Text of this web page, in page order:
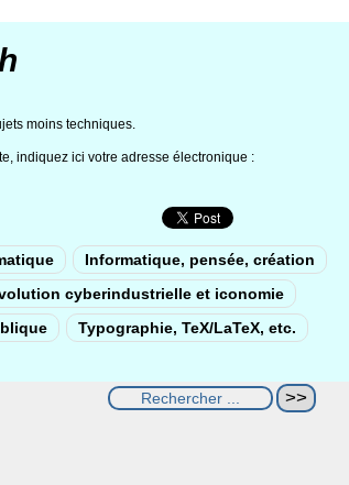
moins techniques.
indiquez ici votre adresse électronique :
Informatique, pensée, création
cyberindustrielle et iconomie
Typographie, TeX/LaTeX, etc.